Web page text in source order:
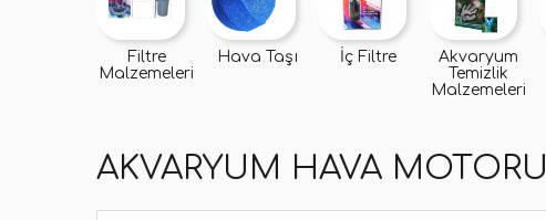
Filtre
Malzemeleri
Hava Taşı İç Filtre
Akvaryum
Temizlik
Malzemeleri
AKVARYUM HAVA MOTORU